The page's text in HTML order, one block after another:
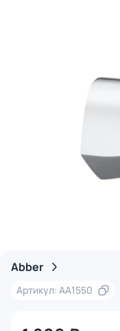
Abber
Артикул: AA1550